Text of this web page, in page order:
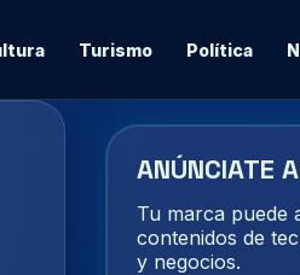
Turismo Política
ANÚNCIATE
Tu marca puede
contenidos de
y negocios.